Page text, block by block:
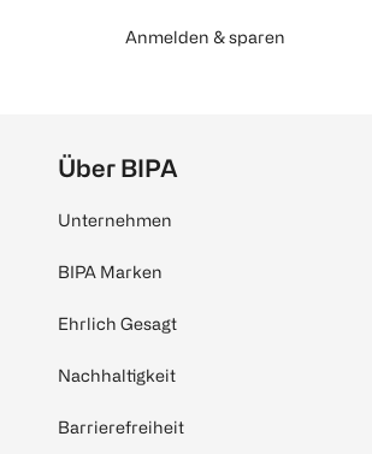
Anmelden & sparen
Über BIPA
Unternehmen
BIPA Marken
Ehrlich Gesagt
Nachhaltigkeit
Barrierefreiheit